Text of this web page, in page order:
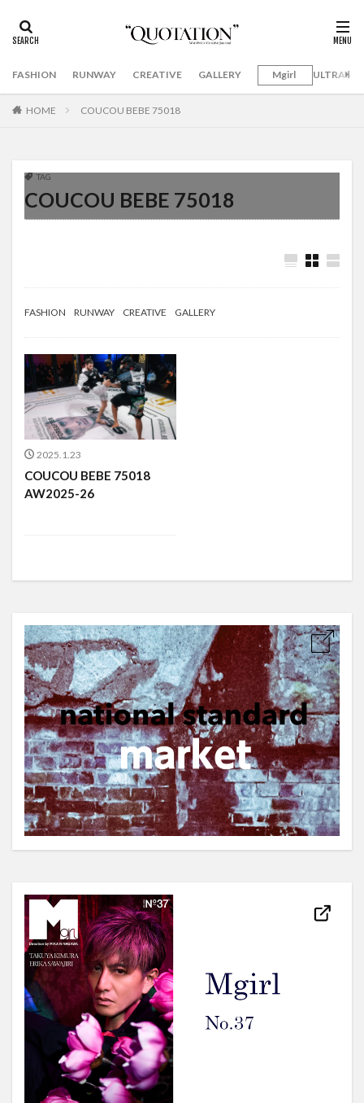
FASHION RUNWAY CREATIVE GALLERY Mgirl
HOME COUCOU BEBE 75018
TAG
COUCOU BEBE 75018
FASHION RUNWAY CREATIVE GALLERY
2025.1.23
COUCOU BEBE 75018
AW2025-26